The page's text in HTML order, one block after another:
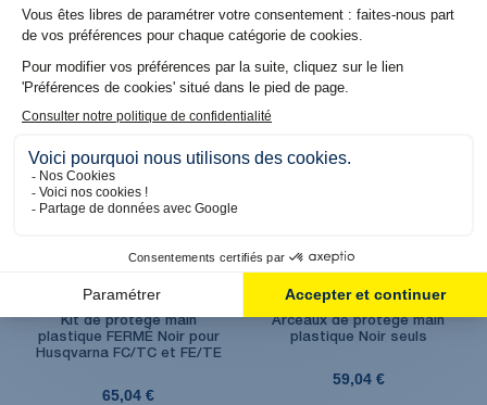
20,04 € 65,04 €
Produit en stock. Livraison 48H
Kit de protège main
plastique FERMÉ Noir pour
Husqvarna FC/TC et FE/TE
65,04 €
Produit en stock. Livraison 48H
Arceaux de protège main
plastique Noir seuls
59,04 €